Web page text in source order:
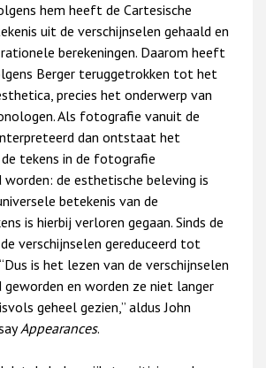
hem heeft de Cartesische
uit de verschijnselen gehaald en
berekeningen. Daarom heeft
Berger teruggetrokken tot het
precies het onderwerp van
Als fotografie vanuit de
dan ontstaat het
tekens in de fotografie
de esthetische beleving is
betekenis van de
is hierbij verloren gegaan. Sinds de
verschijnselen gereduceerd tot
is het lezen van de verschijnselen
en worden ze niet langer
geheel gezien,” aldus John
Appearances.